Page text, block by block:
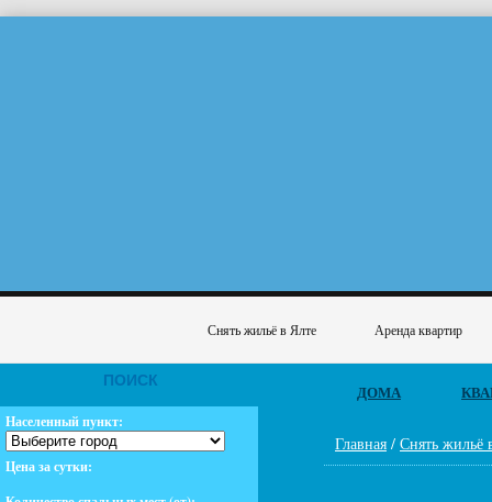
Снять жильё в Ялте Аренда квартир
ДОМА
Главная / Снять жильё
ПОИСК
Населенный пункт:
Цена за сутки: